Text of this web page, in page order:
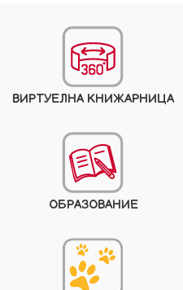
ВИРТУЕЛНА КНИЖАРНИЦА
ОБРАЗОВАНИЕ